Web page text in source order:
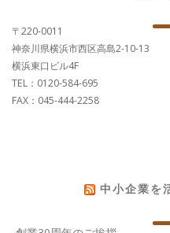
〒220-0011
神奈川県横浜市西区高島2-10-13
横浜東口ビル4F
TEL：0120-584-695
FAX：045-444-2258
中小企業を